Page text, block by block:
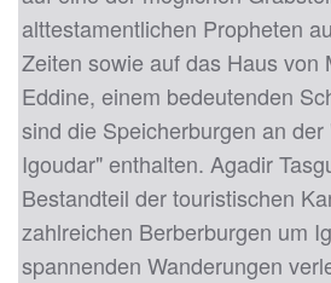
alttestamentlichen Propheten
Zeiten sowie auf das Haus von
Eddine, einem bedeutenden
sind die Speicherburgen an
Igoudar" enthalten. Agadir
Bestandteil der touristischen
zahlreichen Berberburgen um
spannenden Wanderungen